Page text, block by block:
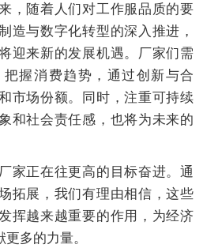
，随着人们对工作服品质的要
造与数字化转型的深入推进，
迎来新的发展机遇。厂家们需
握消费趋势，通过创新与合
市场份额。同时，注重可持续
和社会责任感，也将为未来的
家正在往更高的目标奋进。通
拓展，我们有理由相信，这些
挥越来越重要的作用，为经济
多的力量。